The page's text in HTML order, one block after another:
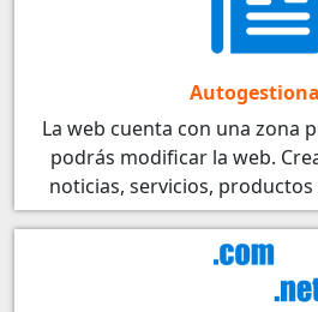
La web cuenta con una zona
podrás modificar la web.
noticias, servicios,